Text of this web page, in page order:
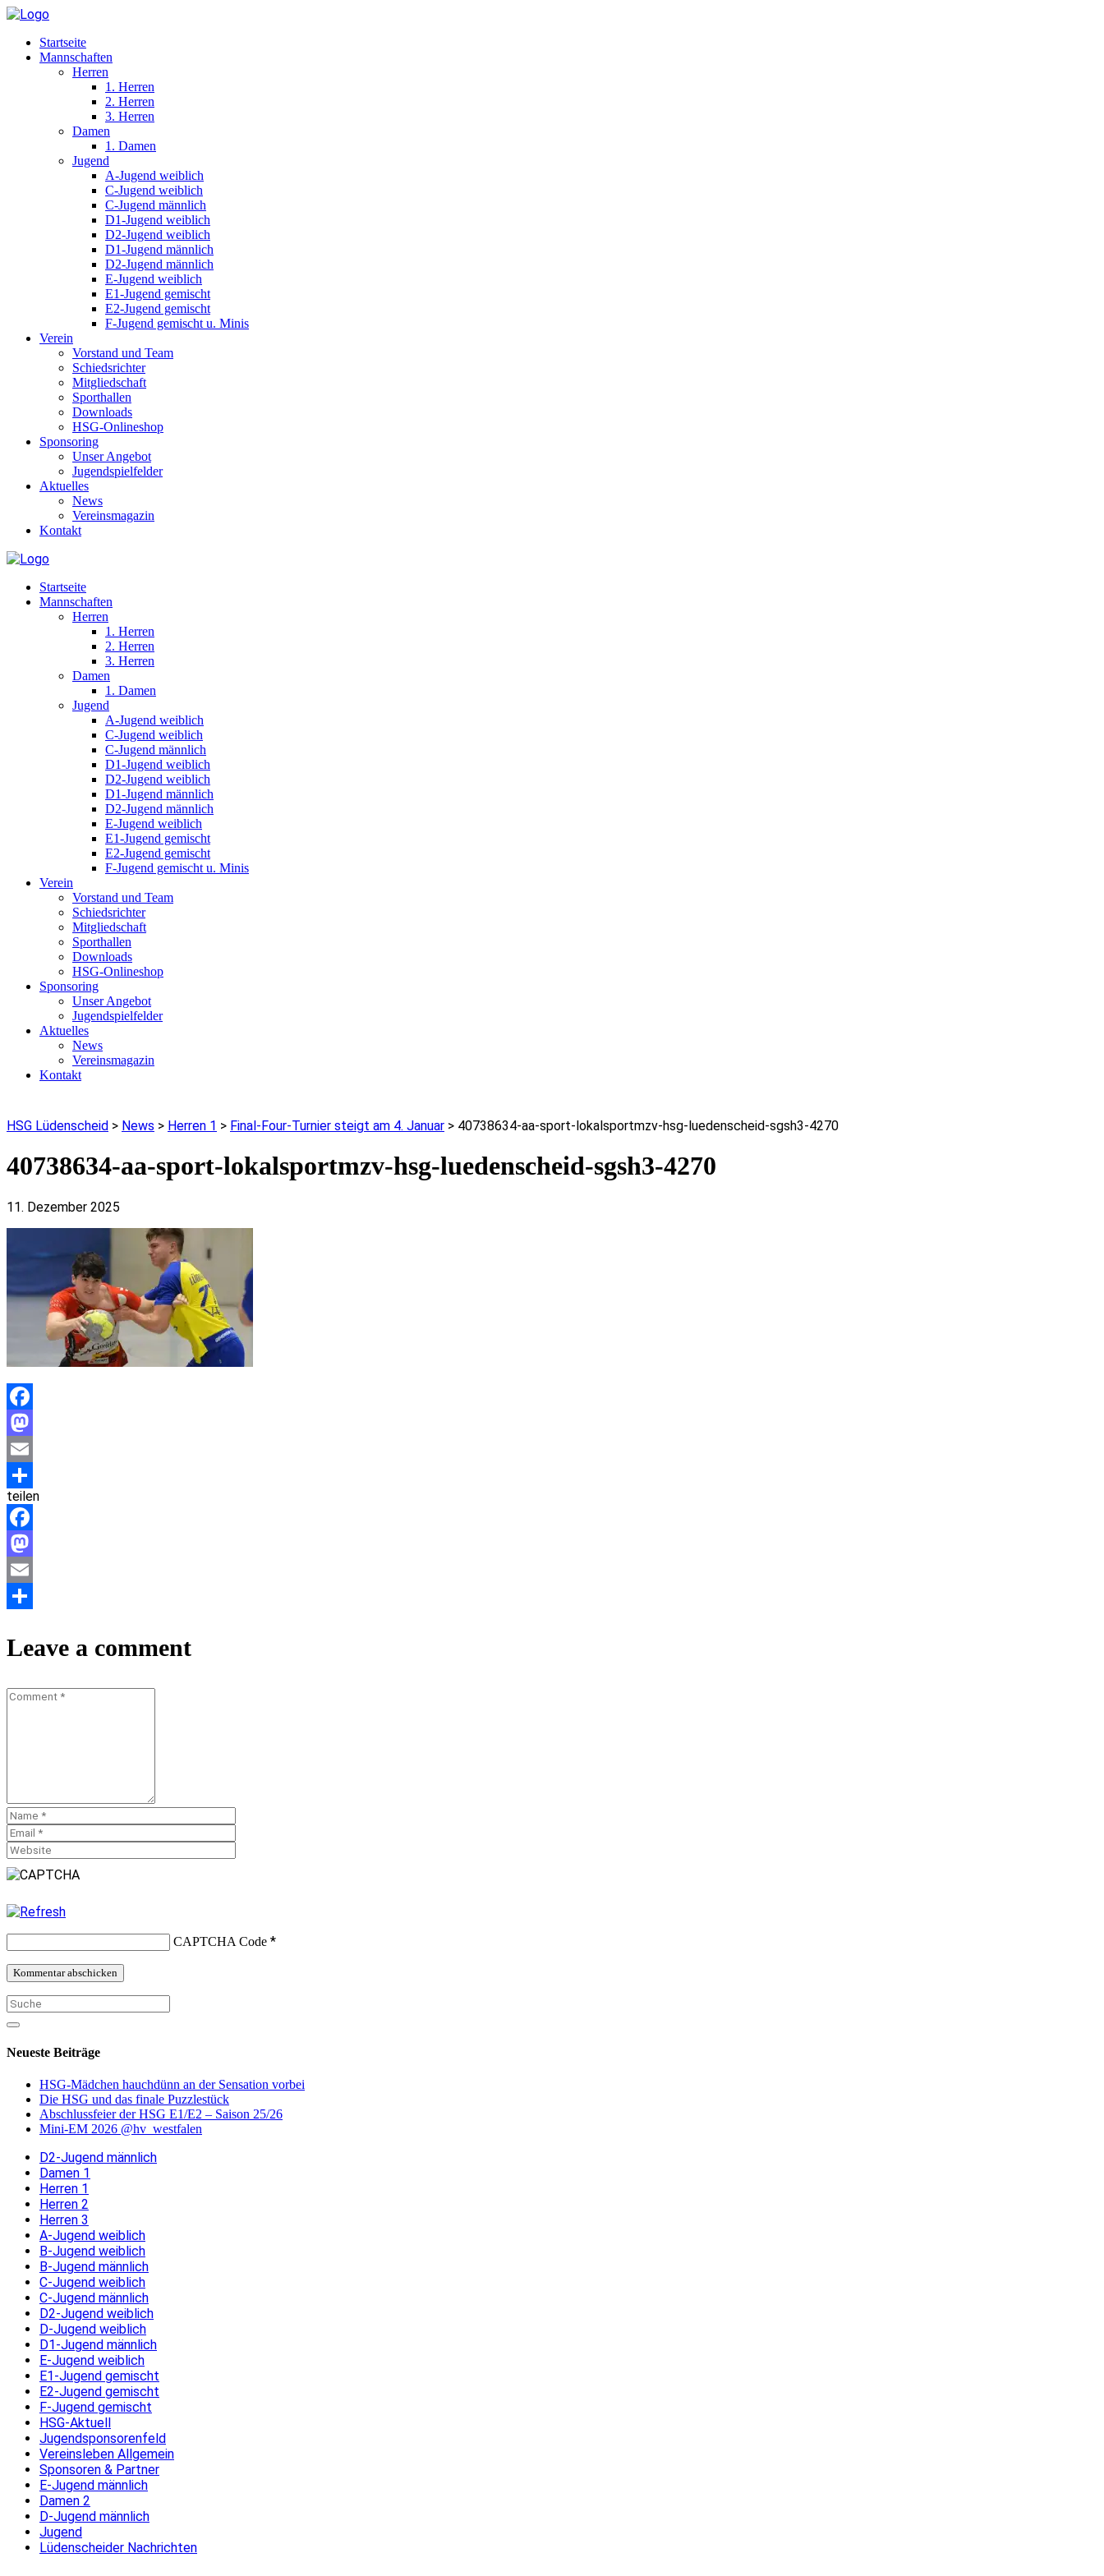
Startseite
Mannschaften
Herren
1. Herren
2. Herren
3. Herren
Damen
1. Damen
Jugend
A-Jugend weiblich
C-Jugend weiblich
C-Jugend männlich
D1-Jugend weiblich
D2-Jugend weiblich
D1-Jugend männlich
D2-Jugend männlich
E-Jugend weiblich
E1-Jugend gemischt
E2-Jugend gemischt
F-Jugend gemischt u. Minis
Verein
Vorstand und Team
Schiedsrichter
Mitgliedschaft
Sporthallen
Downloads
HSG-Onlineshop
Sponsoring
Unser Angebot
Jugendspielfelder
Aktuelles
News
Vereinsmagazin
Kontakt
Startseite
Mannschaften
Herren
1. Herren
2. Herren
3. Herren
Damen
1. Damen
Jugend
A-Jugend weiblich
C-Jugend weiblich
C-Jugend männlich
D1-Jugend weiblich
D2-Jugend weiblich
D1-Jugend männlich
D2-Jugend männlich
E-Jugend weiblich
E1-Jugend gemischt
E2-Jugend gemischt
F-Jugend gemischt u. Minis
Verein
Vorstand und Team
Schiedsrichter
Mitgliedschaft
Sporthallen
Downloads
HSG-Onlineshop
Sponsoring
Unser Angebot
Jugendspielfelder
Aktuelles
News
Vereinsmagazin
Kontakt
HSG Lüdenscheid > News > Herren 1 > Final-Four-Turnier steigt am 4. Januar > 40738634-aa-sport-lokalsportmzv-hsg-luedenscheid-sgsh3-4270
40738634-aa-sport-lokalsportmzv-hsg-luedenscheid-sgsh3-4270
11. Dezember 2025
Facebook
Mastodon
Email
Teilen
teilen
Facebook
Mastodon
Email
Leave a comment
CAPTCHA Code *
Neueste Beiträge
HSG-Mädchen hauchdünn an der Sensation vorbei
Die HSG und das finale Puzzlestück
Abschlussfeier der HSG E1/E2 – Saison 25/26
Mini-EM 2026 @hv_westfalen
D2-Jugend männlich
Damen 1
Herren 1
Herren 2
Herren 3
A-Jugend weiblich
B-Jugend weiblich
B-Jugend männlich
C-Jugend weiblich
C-Jugend männlich
D2-Jugend weiblich
D-Jugend weiblich
D1-Jugend männlich
E-Jugend weiblich
E1-Jugend gemischt
E2-Jugend gemischt
F-Jugend gemischt
HSG-Aktuell
Jugendsponsorenfeld
Vereinsleben Allgemein
Sponsoren & Partner
E-Jugend männlich
Damen 2
D-Jugend männlich
Jugend
Lüdenscheider Nachrichten